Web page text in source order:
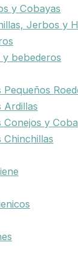
y Cobayas
Jerbos y
y bebederos
Pequeños
Ardillas
Conejos y
Chinchillas